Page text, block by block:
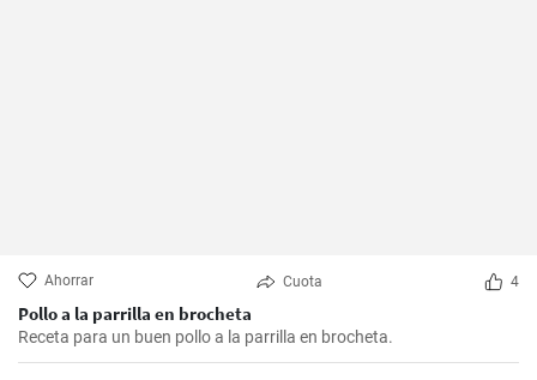
Ahorrar Cuota 4
Pollo a la parrilla en brocheta
Receta para un buen pollo a la parrilla en brocheta.